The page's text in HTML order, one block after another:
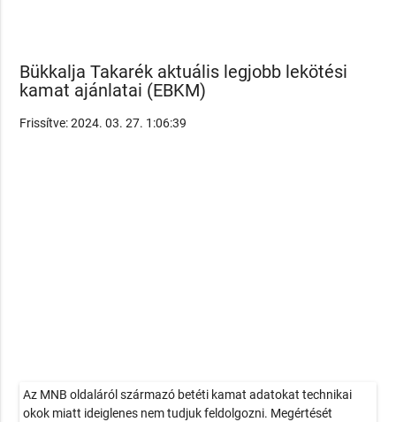
Bükkalja Takarék aktuális legjobb lekötési
kamat ajánlatai (EBKM)
Frissítve: 2024. 03. 27. 1:06:39
Az MNB oldaláról származó betéti kamat adatokat technikai
okok miatt ideiglenes nem tudjuk feldolgozni. Megértését